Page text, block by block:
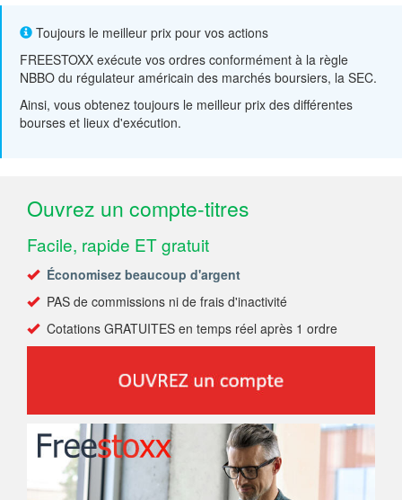
Toujours le meilleur prix pour vos actions
FREESTOXX exécute vos ordres conformément à la règle
NBBO du régulateur américain des marchés boursiers, la SEC.
Ainsi, vous obtenez toujours le meilleur prix des différentes
bourses et lieux d'exécution.
Ouvrez un compte-titres
Facile, rapide ET gratuit
Économisez beaucoup d'argent
PAS de commissions ni de frais d'inactivité
Cotations GRATUITES en temps réel après 1 ordre